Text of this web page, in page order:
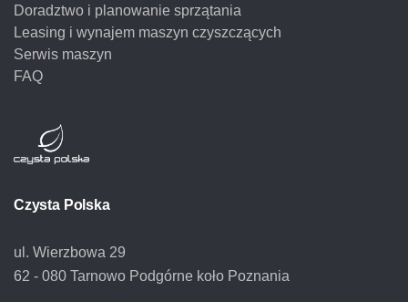
Doradztwo i planowanie sprzątania
Leasing i wynajem maszyn czyszczących
Serwis maszyn
FAQ
Czysta Polska
ul. Wierzbowa 29
62 - 080 Tarnowo Podgórne koło Poznania